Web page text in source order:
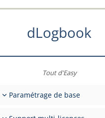
dLogbook
Tout d'Easy
Paramétrage de base